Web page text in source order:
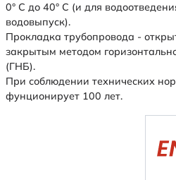
0° С до 40° С (и для
водовыпуск).
Прокладка трубопровода -
закрытым методом
(ГНБ).
При соблюдении технических
фунционирует 100 лет.